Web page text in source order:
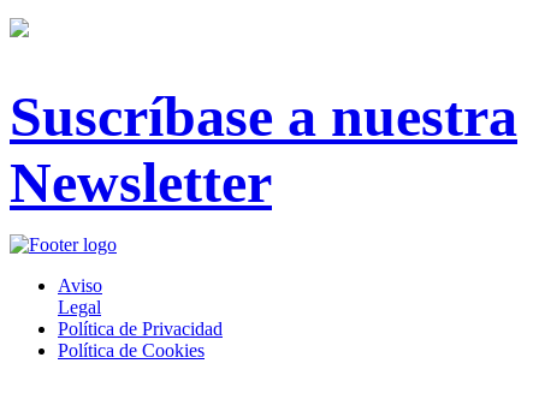
Suscríbase a nuestra
Newsletter
Aviso
Legal
Política de Privacidad
Política de Cookies